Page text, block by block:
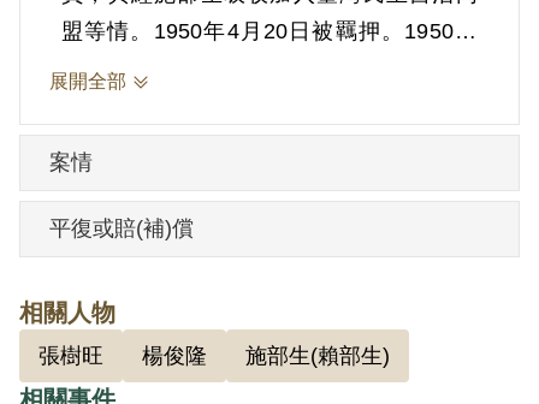
盟等情。1950年4月20日被羈押。1950年
經臺灣省保安司令部以《懲治叛亂條例》
年。
第二案：依(44)審復字第24號判決書，案發
時為受刑人，其與吳聲達、張樹旺、楊俊
隆成立核心組織，並負聯絡責任，又曾受
情。1955年經臺灣省保安司令部以《懲治
叛亂條例》第2條第1項「意圖以非法之方
展開全部
案情
平復或賠(補)償
相關人物
張樹旺 楊俊隆 施部生(賴部生)